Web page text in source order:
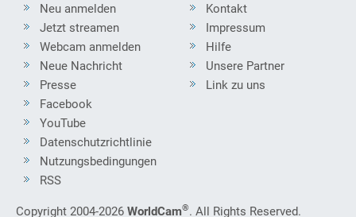
Neu anmelden
Jetzt streamen
Webcam anmelden
Neue Nachricht
Presse
Kontakt
Impressum
Hilfe
Unsere Partner
Link zu uns
Facebook
YouTube
Datenschutzrichtlinie
Nutzungsbedingungen
RSS
Copyright 2004-2026 WorldCam®. All Rights Reserved.